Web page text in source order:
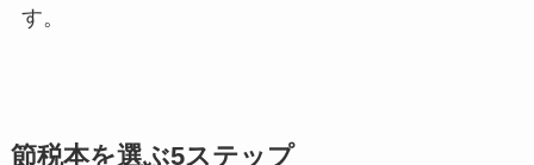
す。
節税本を選ぶ5ステップ